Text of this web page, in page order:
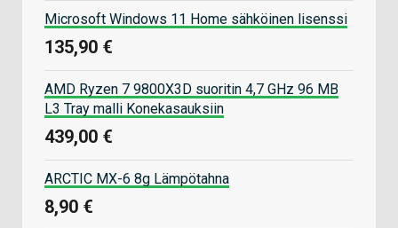
Microsoft Windows 11 Home sähköinen lisenssi
135,90 €
AMD Ryzen 7 9800X3D suoritin 4,7 GHz 96 MB
L3 Tray malli Konekasauksiin
439,00 €
ARCTIC MX-6 8g Lämpötahna
8,90 €